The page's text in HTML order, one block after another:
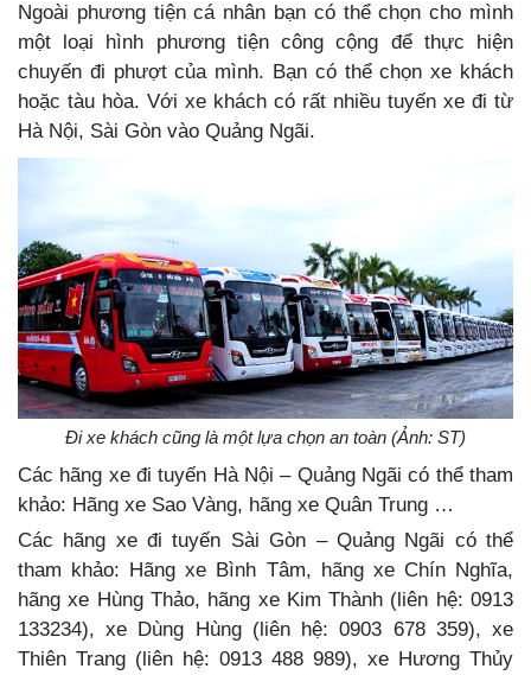
Ngoài phương tiện cá nhân bạn có thể chọn cho mình
một loại hình phương tiện công cộng để thực hiện
chuyến đi phượt của mình. Bạn có thể chọn xe khách
hoặc tàu hòa. Với xe khách có rất nhiều tuyến xe đi từ
Hà Nội, Sài Gòn vào Quảng Ngãi.
Đi xe khách cũng là một lựa chọn an toàn (Ảnh: ST)
Các hãng xe đi tuyến Hà Nội – Quảng Ngãi có thể tham
khảo: Hãng xe Sao Vàng, hãng xe Quân Trung …
Các hãng xe đi tuyến Sài Gòn – Quảng Ngãi có thể
tham khảo: Hãng xe Bình Tâm, hãng xe Chín Nghĩa,
hãng xe Hùng Thảo, hãng xe Kim Thành (liên hệ: 0913
133234), xe Dùng Hùng (liên hệ: 0903 678 359), xe
Thiên Trang (liên hệ: 0913 488 989), xe Hương Thủy